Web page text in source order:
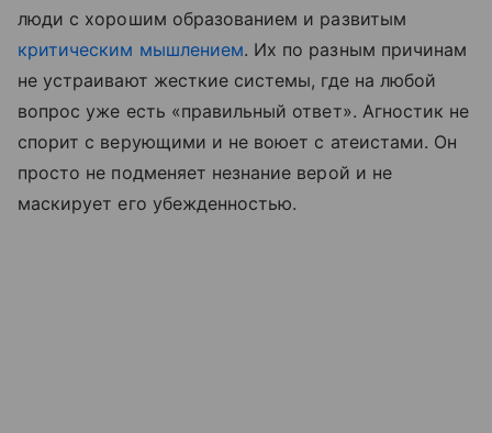
люди с хорошим образованием и развитым
критическим мышлением. Их по разным причинам
не устраивают жесткие системы, где на любой
вопрос уже есть «правильный ответ». Агностик не
спорит с верующими и не воюет с атеистами. Он
просто не подменяет незнание верой и не
маскирует его убежденностью.